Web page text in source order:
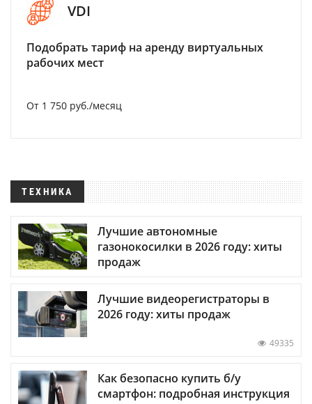
VDI
Подобрать тариф на аренду виртуальных
рабочих мест
От 1 750 руб./месяц
ТЕХНИКА
Лучшие автономные
газонокосилки в 2026 году: хиты
продаж
Лучшие видеорегистраторы в
2026 году: хиты продаж
49335
Как безопасно купить б/у
смартфон: подробная инструкция